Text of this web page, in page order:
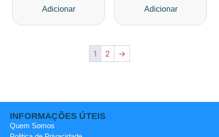
Adicionar Adicionar
1 2 →
INFORMAÇÕES ÚTEIS
Quem Somos